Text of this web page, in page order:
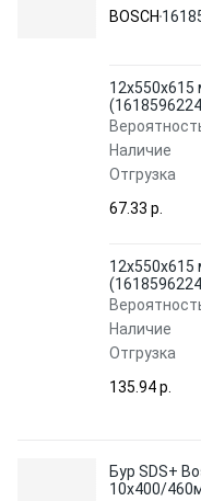
BOSCH
12х550х615
Наличие
Отгрузка
67.33 p.
12х550х615
Наличие
Отгрузка
135.94 p.
Бур SDS+
10x400/